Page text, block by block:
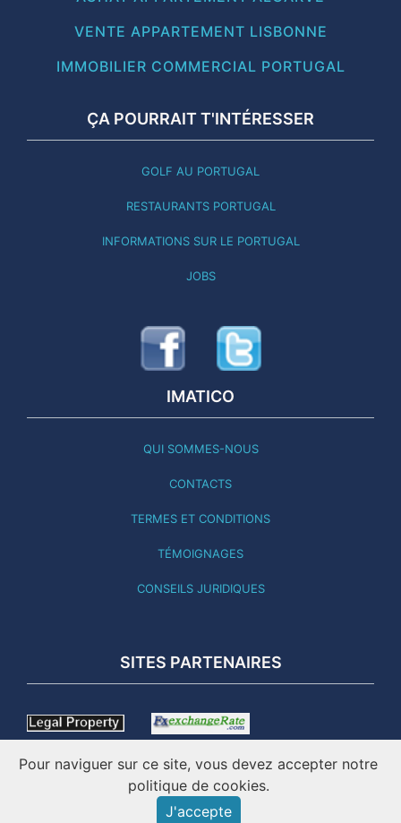
VENTE APPARTEMENT LISBONNE
IMMOBILIER COMMERCIAL PORTUGAL
ÇA POURRAIT T'INTÉRESSER
GOLF AU PORTUGAL
RESTAURANTS PORTUGAL
INFORMATIONS SUR LE PORTUGAL
JOBS
IMATICO
QUI SOMMES-NOUS
CONTACTS
TERMES ET CONDITIONS
TÉMOIGNAGES
CONSEILS JURIDIQUES
SITES PARTENAIRES
CE SITE A ÉTÉ MIS À JOUR LE 02.08.26 - EN LIGNE DEPUIS
Pour naviguer sur ce site, vous devez accepter notre
politique de cookies.
J'accepte